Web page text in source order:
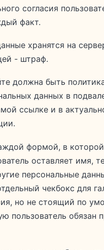
согласия
факт.
хранятся на
- штраф.
должна быть
данных в
ссылке и в
формой, в которой
оставляет имя,
персональные
чекбокс для
но не стоящий по
пользователь обязан